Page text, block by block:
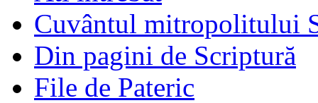
Cuvântul mitropolitului
Din pagini de Scriptură
File de Pateric